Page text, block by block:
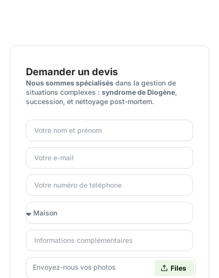
Demander un devis
Nous sommes spécialisés dans la gestion de
situations complexes : syndrome de Diogène,
succession, et nettoyage post-mortem.
Envoyez-nous vos photos